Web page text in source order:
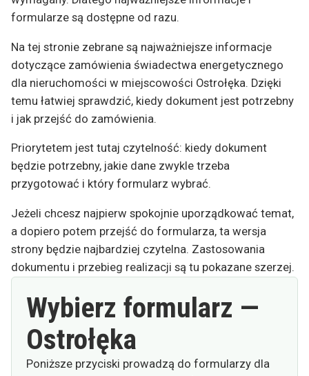
formularze są dostępne od razu.
Na tej stronie zebrane są najważniejsze informacje
dotyczące zamówienia świadectwa energetycznego
dla nieruchomości w miejscowości Ostrołęka. Dzięki
temu łatwiej sprawdzić, kiedy dokument jest potrzebny
i jak przejść do zamówienia.
Priorytetem jest tutaj czytelność: kiedy dokument
będzie potrzebny, jakie dane zwykle trzeba
przygotować i który formularz wybrać.
Jeżeli chcesz najpierw spokojnie uporządkować temat,
a dopiero potem przejść do formularza, ta wersja
strony będzie najbardziej czytelna. Zastosowania
dokumentu i przebieg realizacji są tu pokazane szerzej.
Wybierz formularz —
Ostrołęka
Poniższe przyciski prowadzą do formularzy dla